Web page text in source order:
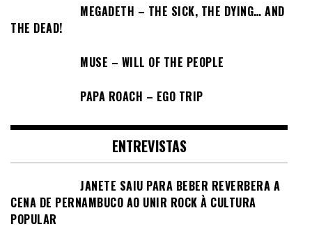
MEGADETH – THE SICK, THE DYING… AND
THE DEAD!
MUSE – WILL OF THE PEOPLE
PAPA ROACH – EGO TRIP
ENTREVISTAS
JANETE SAIU PARA BEBER REVERBERA A
CENA DE PERNAMBUCO AO UNIR ROCK À CULTURA
POPULAR